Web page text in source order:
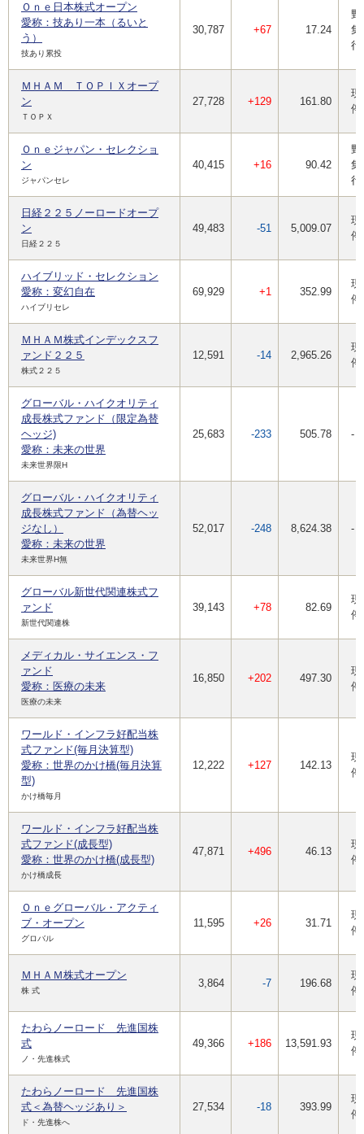
Ｏｎｅ日本株式オープン
愛称：技あり一本（るいと
う）
技あり累投
30,787 +67 17.24
野
集
行
ＭＨＡＭ ＴＯＰＩＸオープ
ン
ＴＯＰＸ
27,728 +129 161.80
現
停
Ｏｎｅジャパン・セレクショ
ン
ジャパンセレ
40,415 +16 90.42
野
集
行
日経２２５ノーロードオープ
ン
日経２２５
49,483 -51 5,009.07
現
停
ハイブリッド・セレクション
愛称：変幻自在
ハイブリセレ
69,929 +1 352.99
現
停
ＭＨＡＭ株式インデックスフ
ァンド２２５
株式２２５
12,591 -14 2,965.26
現
停
グローバル・ハイクオリティ
成長株式ファンド（限定為替
ヘッジ)
愛称：未来の世界
未来世界限H
25,683 -233 505.78 -
グローバル・ハイクオリティ
成長株式ファンド（為替ヘッ
ジなし）
愛称：未来の世界
未来世界H無
52,017 -248 8,624.38 -
グローバル新世代関連株式フ
ァンド
新世代関連株
39,143 +78 82.69
現
停
メディカル・サイエンス・フ
ァンド
愛称：医療の未来
医療の未来
16,850 +202 497.30
現
停
ワールド・インフラ好配当株
式ファンド(毎月決算型)
愛称：世界のかけ橋(毎月決算
型)
かけ橋毎月
12,222 +127 142.13
現
停
ワールド・インフラ好配当株
式ファンド(成長型)
愛称：世界のかけ橋(成長型)
かけ橋成長
47,871 +496 46.13
現
停
Ｏｎｅグローバル・アクティ
ブ・オープン
グロバル
11,595 +26 31.71
現
停
ＭＨＡＭ株式オープン
株 式
3,864 -7 196.68
現
停
たわらノーロード 先進国株
式
ノ・先進株式
49,366 +186 13,591.93
現
停
たわらノーロード 先進国株
式＜為替ヘッジあり＞
ド・先進株へ
27,534 -18 393.99
現
停